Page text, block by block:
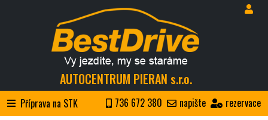
AUTOCENTRUM PIERAN s.r.o.
736 672 380 napište rezervace
Příprava na STK